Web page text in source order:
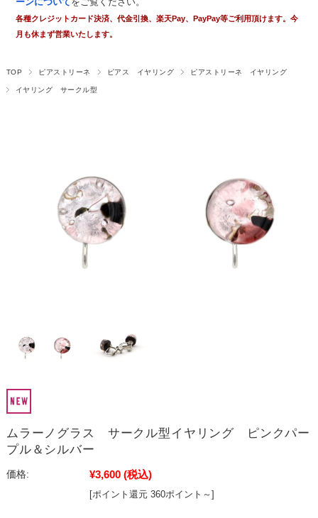
各種クレジットカード決済、代金引換、楽天Pay、PayPay等ご利用頂けます。今
月も休まず営業いたします。
TOP ピアストリーネ ピアス イヤリング ピアストリーネ イヤリング
イヤリング サークル型
ムラーノグラス サークル型イヤリング ピンクパー
プル＆シルバー
価格: ¥3,600 (税込)
[ポイント還元 360ポイント～]